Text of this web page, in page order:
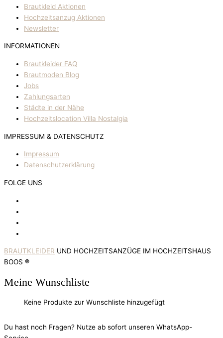
Brautkleid Aktionen
Hochzeitsanzug Aktionen
Newsletter
INFORMATIONEN
Brautkleider FAQ
Brautmoden Blog
Jobs
Zahlungsarten
Städte in der Nähe
Hochzeitslocation Villa Nostalgia
IMPRESSUM & DATENSCHUTZ
Impressum
Datenschutzerklärung
FOLGE UNS
BRAUTKLEIDER UND HOCHZEITSANZÜGE IM HOCHZEITSHAUS
BOOS ®
Meine Wunschliste
Keine Produkte zur Wunschliste hinzugefügt
Du hast noch Fragen? Nutze ab sofort unseren WhatsApp-